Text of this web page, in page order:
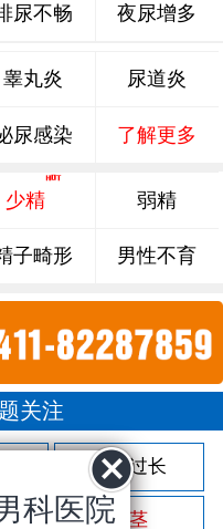
尿不畅 夜尿增多
睾丸炎 尿道炎
尿感染 了解更多
少精 弱精
子畸形 男性不育
关注
包皮过长
包茎
科医院